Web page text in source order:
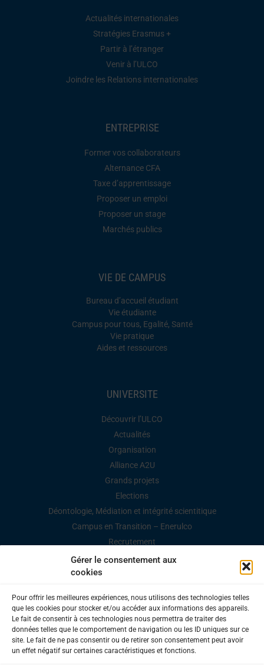
Gérer le consentement aux
cookies
Pour offrir les meilleures expériences, nous utilisons des technologies telles
que les cookies pour stocker et/ou accéder aux informations des appareils.
Le fait de consentir à ces technologies nous permettra de traiter des
données telles que le comportement de navigation ou les ID uniques sur ce
site. Le fait de ne pas consentir ou de retirer son consentement peut avoir
un effet négatif sur certaines caractéristiques et fonctions.
Actualités internationales
Stratégies Erasmus +
Partir à l’étranger
Venir à l’ULCO
Joindre les Relations internationales
ENTREPRISE
Former vos collaborateurs
Alternance CFA
Taxe d’apprentissage
Proposer un emploi
Proposer un stage
Marchés publics
VIE DE CAMPUS
Bureau d’accueil étudiant
Vie étudiante
Campus pour tous, Egalité, Santé
Vie pratique
Aides et ressources
UNIVERSITE
Découvrir l’ULCO
Actualités
Organisation
Alliance A2U
Grands projets
Elections
Déontologie, Médiation et intégrité scientitique
Campus en Transition – Enerulco
Recrutement
Marchés publics
Espace Presse / Documents
UNIVERSITÉ DU LITTORAL CÔTE D'OPALE